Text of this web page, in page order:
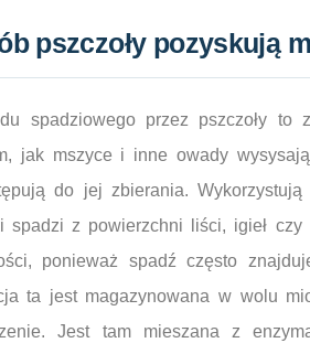
pszczoły pozyskują
spadziowego przez pszczoły to
jak mszyce i inne owady
do jej zbierania.
spadzi z powierzchni liści, igieł czy
ponieważ spadź często
ta jest magazynowana w wolu
Jest tam mieszana z